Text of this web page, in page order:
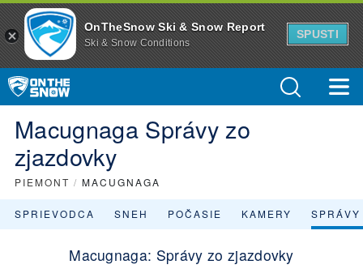
OnTheSnow Ski & Snow Report
Ski & Snow Conditions
SPUSTI
Macugnaga Správy zo
zjazdovky
PIEMONT / MACUGNAGA
SPRIEVODCA SNEH POČASIE KAMERY
Macugnaga: Správy zo zjazdovky